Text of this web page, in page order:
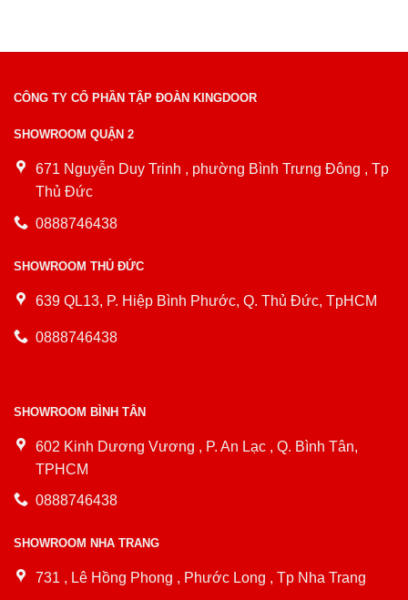
CÔNG TY CỔ PHẦN TẬP ĐOÀN KINGDOOR
SHOWROOM QUẬN 2
671 Nguyễn Duy Trinh , phường Bình Trưng Đông , Tp
Thủ Đức
0888746438
SHOWROOM THỦ ĐỨC
639 QL13, P. Hiệp Bình Phước, Q. Thủ Đức, TpHCM
0888746438
SHOWROOM BÌNH TÂN
602 Kinh Dương Vương , P. An Lạc , Q. Bình Tân,
TPHCM
0888746438
SHOWROOM NHA TRANG
731 , Lê Hồng Phong , Phước Long , Tp Nha Trang